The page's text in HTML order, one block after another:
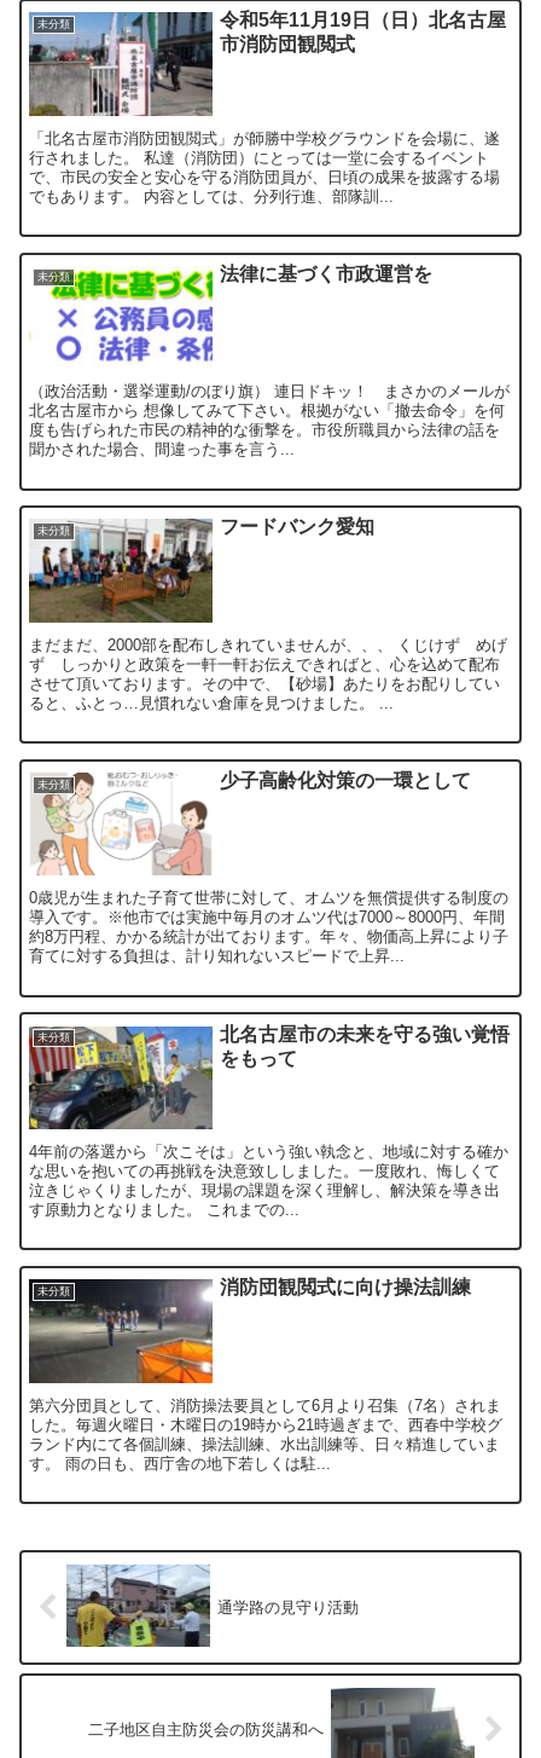
未分類
令和5年11月19日（日）北名古屋
市消防団観閲式
「北名古屋市消防団観閲式」が師勝中学校グラウンドを会場に、遂
行されました。 私達（消防団）にとっては一堂に会するイベント
で、市民の安全と安心を守る消防団員が、日頃の成果を披露する場
でもあります。 内容としては、分列行進、部隊訓...
未分類 法律に基づく市政運営を
（政治活動・選挙運動/のぼり旗） 連日ドキッ！ まさかのメールが
北名古屋市から 想像してみて下さい。根拠がない「撤去命令」を何
度も告げられた市民の精神的な衝撃を。市役所職員から法律の話を
聞かされた場合、間違った事を言う...
未分類 フードバンク愛知
まだまだ、2000部を配布しきれていませんが、、、 くじけず めげ
ず しっかりと政策を一軒一軒お伝えできればと、心を込めて配布
させて頂いております。その中で、【砂場】あたりをお配りしてい
ると、ふとっ…見慣れない倉庫を見つけました。 ...
未分類 少子高齢化対策の一環として
0歳児が生まれた子育て世帯に対して、オムツを無償提供する制度の
導入です。※他市では実施中毎月のオムツ代は7000～8000円、年間
約8万円程、かかる統計が出ております。年々、物価高上昇により子
育てに対する負担は、計り知れないスピードで上昇...
未分類
北名古屋市の未来を守る強い覚悟
をもって
4年前の落選から「次こそは」という強い執念と、地域に対する確か
な思いを抱いての再挑戦を決意致ししました。一度敗れ、悔しくて
泣きじゃくりましたが、現場の課題を深く理解し、解決策を導き出
す原動力となりました。 これまでの...
未分類 消防団観閲式に向け操法訓練
第六分団員として、消防操法要員として6月より召集（7名）されま
した。毎週火曜日・木曜日の19時から21時過ぎまで、西春中学校グ
ランド内にて各個訓練、操法訓練、水出訓練等、日々精進していま
す。 雨の日も、西庁舎の地下若しくは駐...
通学路の見守り活動
二子地区自主防災会の防災講和へ